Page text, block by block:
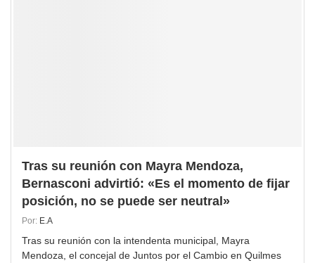
Tras su reunión con Mayra Mendoza,
Bernasconi advirtió: «Es el momento de fijar
posición, no se puede ser neutral»
Por: E.A
Tras su reunión con la intendenta municipal, Mayra
Mendoza, el concejal de Juntos por el Cambio en Quilmes